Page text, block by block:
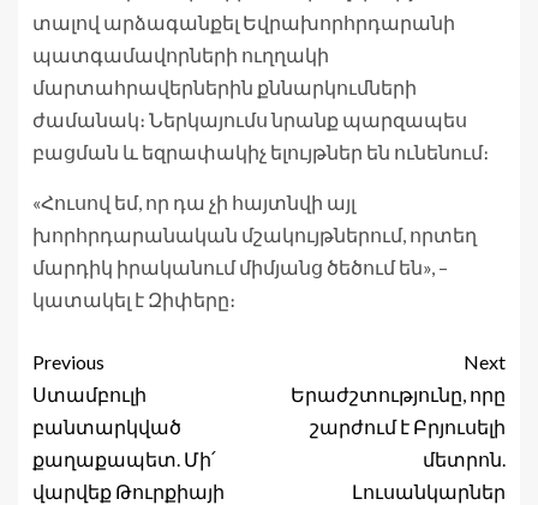
տալով արձագանքել Եվրախորհրդարանի
պատգամավորների ուղղակի
մարտահրավերներին քննարկումների
ժամանակ։ Ներկայումս նրանք պարզապես
բացման և եզրափակիչ ելույթներ են ունենում։
«Հուսով եմ, որ դա չի հայտնվի այլ
խորհրդարանական մշակույթներում, որտեղ
մարդիկ իրականում միմյանց ծեծում են», –
կատակել է Զիփերը։
Previous
Ստամբուլի
բանտարկված
քաղաքապետ. Մի՛
վարվեք Թուրքիայի
Next
Երաժշտությունը, որը
շարժում է Բրյուսելի
մետրոն.
Լուսանկարներ